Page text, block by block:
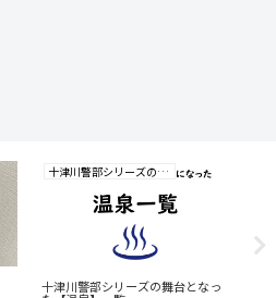
十津川警部シリーズの研究
十津川警部シリーズの舞台となっ